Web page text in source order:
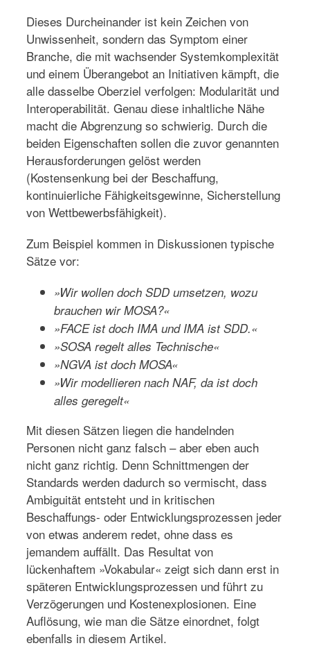
Dieses Durcheinander ist kein Zeichen von
Unwissenheit, sondern das Symptom einer
Branche, die mit wachsender Systemkomplexität
und einem Überangebot an Initiativen kämpft, die
alle dasselbe Oberziel verfolgen: Modularität und
Interoperabilität. Genau diese inhaltliche Nähe
macht die Abgrenzung so schwierig. Durch die
beiden Eigenschaften sollen die zuvor genannten
Herausforderungen gelöst werden
(Kostensenkung bei der Beschaffung,
kontinuierliche Fähigkeitsgewinne, Sicherstellung
von Wettbewerbsfähigkeit).
Zum Beispiel kommen in Diskussionen typische
Sätze vor:
»Wir wollen doch SDD umsetzen, wozu
brauchen wir MOSA?«
»FACE ist doch IMA und IMA ist SDD.«
»SOSA regelt alles Technische«
»NGVA ist doch MOSA«
»Wir modellieren nach NAF, da ist doch
alles geregelt«
Mit diesen Sätzen liegen die handelnden
Personen nicht ganz falsch – aber eben auch
nicht ganz richtig. Denn Schnittmengen der
Standards werden dadurch so vermischt, dass
Ambiguität entsteht und in kritischen
Beschaffungs- oder Entwicklungsprozessen jeder
von etwas anderem redet, ohne dass es
jemandem auffällt. Das Resultat von
lückenhaftem »Vokabular« zeigt sich dann erst in
späteren Entwicklungsprozessen und führt zu
Verzögerungen und Kostenexplosionen. Eine
Auflösung, wie man die Sätze einordnet, folgt
ebenfalls in diesem Artikel.